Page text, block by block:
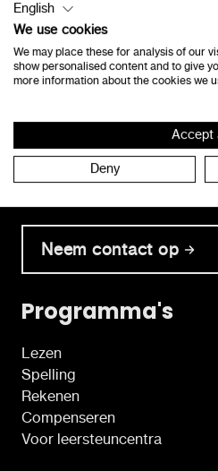
Vlamingveld 8
8490 Jabbeke
consulenten@lexima.be
+32 50 40 47 41
Neem tijdens de
Neem contact op
Programma's
Lezen
Spelling
Rekenen
Compenseren
Voor leersteuncentra
English
We use cookies
We may place these for analysis of our
show personalised content and to give
more information about the cookies we
Accept
Deny